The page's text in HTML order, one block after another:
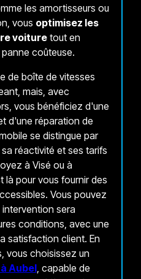
les amortisseurs ou
vous optimisez les
voituretout en
coûteuse.
de boîte de vitesses
mais, avec
vous bénéficiez d'une
d'une réparation de
se distingue par
réactivité et ses tarifs
à Visé ou à
là pour vous fournir des
Vous pouvez
sera
conditions, avec une
satisfaction client. En
vous choisissez un
Aubel, capable de